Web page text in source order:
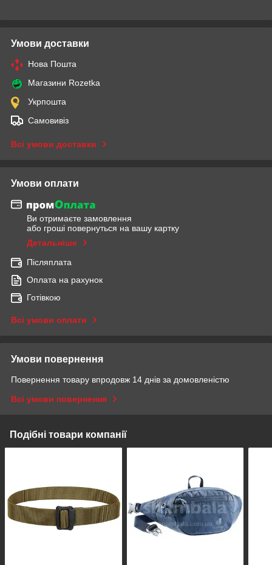
Умови доставки
Нова Пошта
Магазини Rozetka
Укрпошта
Самовивіз
Всі умови доставки
Умови оплати
Ви отримаєте замовлення
або гроші повернуться на вашу картку
Детальніше
Післяплата
Оплата на рахунок
Готівкою
Всі умови оплати
Умови повернення
Повернення товару впродовж 14 днів за домовленістю
Всі умови повернення
Подібні товари компанії